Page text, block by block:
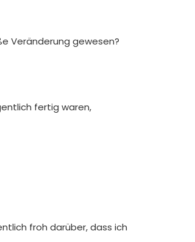
Veränderung gewesen?
fertig waren,
froh darüber, dass ich